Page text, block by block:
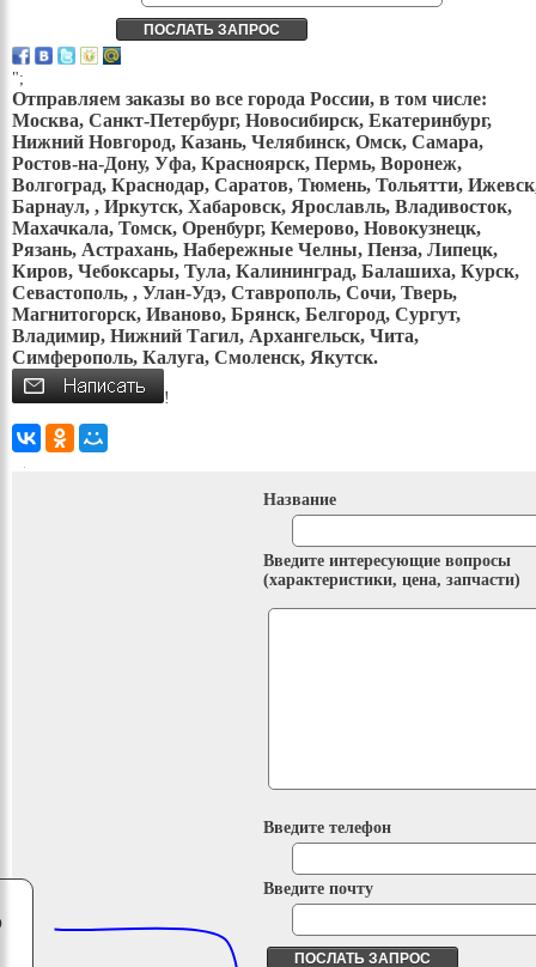
";
Отправляем заказы во все города России, в том числе:
Москва, Санкт-Петербург, Новосибирск, Екатеринбург,
Нижний Новгород, Казань, Челябинск, Омск, Самара,
Ростов-на-Дону, Уфа, Красноярск, Пермь, Воронеж,
Волгоград, Краснодар, Саратов, Тюмень, Тольятти,
Барнаул, , Иркутск, Хабаровск, Ярославль, Владивосток,
Махачкала, Томск, Оренбург, Кемерово, Новокузнецк,
Рязань, Астрахань, Набережные Челны, Пенза, Липецк,
Киров, Чебоксары, Тула, Калининград, Балашиха, Курск,
Севастополь, , Улан-Удэ, Ставрополь, Сочи, Тверь,
Магнитогорск, Иваново, Брянск, Белгород, Сургут,
Владимир, Нижний Тагил, Архангельск, Чита,
Симферополь, Калуга, Смоленск, Якутск.
!
Название
Введите интересующие вопросы
(характеристики, цена, запчасти)
Введите телефон
Введите почту